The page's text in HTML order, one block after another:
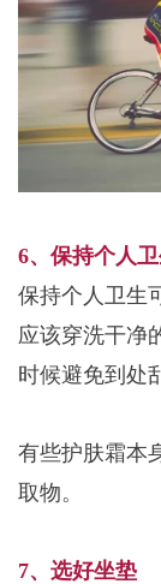
6、保持个人
保持个人卫生
应该穿洗干净
时候避免到处
有些护肤霜本
取物。
7、选好坐垫